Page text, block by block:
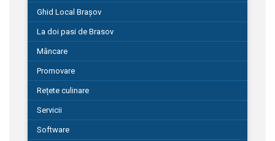
Ghid Local Brașov
La doi pasi de Brasov
Mâncare
Promovare
Rețete culinare
Servicii
Software